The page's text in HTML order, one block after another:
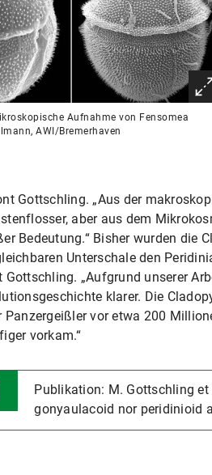
Aufnahme von Fensomea
AWI/Bremerhaven
Gottschling. „Aus der
aber aus dem
Bedeutung.“ Bisher wurden die
Unterschale den
Gottschling. „Aufgrund unserer
klarer. Die
Panzergeißler vor etwa 200
vorkam.“
Publikation: M. Gottschling
gonyaulacoid nor peridinioid